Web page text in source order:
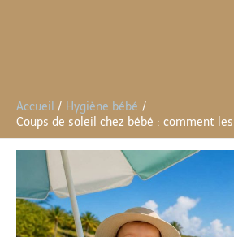
Accueil
Hygiène bébé
Coups de soleil chez bébé : comment